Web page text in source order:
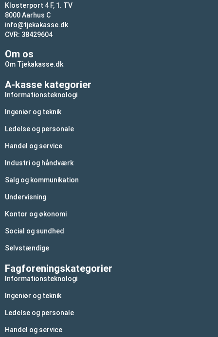
Klosterport 4 F, 1. TV
8000 Aarhus C
info@tjekakasse.dk
CVR: 38429604
Om os
Om Tjekakasse.dk
A-kasse kategorier
Informationsteknologi
Ingeniør og teknik
Ledelse og personale
Handel og service
Industri og håndværk
Salg og kommunikation
Undervisning
Kontor og økonomi
Social og sundhed
Selvstændige
Fagforeningskategorier
Informationsteknologi
Ingeniør og teknik
Ledelse og personale
Handel og service